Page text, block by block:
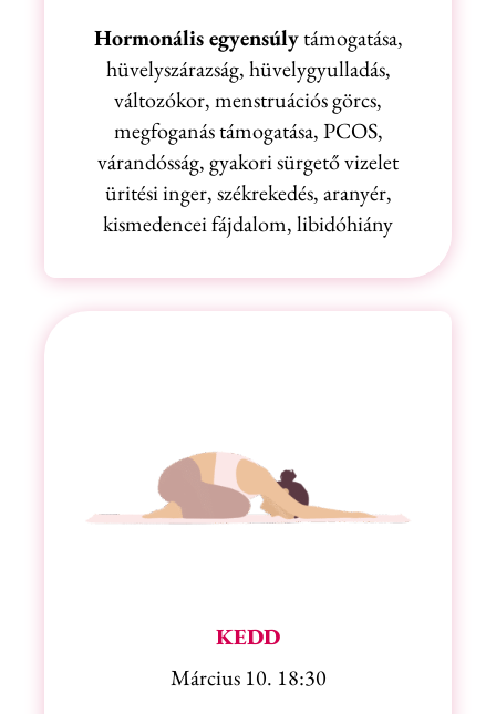
Hormonális egyensúlytámogatása,
hüvelyszárazság, hüvelygyulladás,
változókor, menstruációs görcs,
megfoganás támogatása, PCOS,
várandósság, gyakori sürgető vizelet
üritési inger, székrekedés, aranyér,
kismedencei fájdalom, libidóhiány
KEDD
Március 10. 18:30